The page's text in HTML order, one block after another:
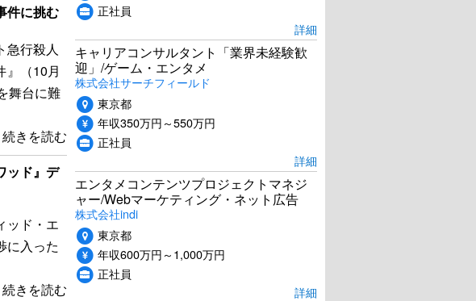
件に挑む
急行殺人
』（10月
舞台に難
続きを読む
ッド』デ
ッド・エ
に入った
続きを読む
正社員
詳細
キャリアコンサルタント「業界未経験歓
迎」/ゲーム・エンタメ
株式会社サーチフィールド
東京都
年収350万円～550万円
正社員
詳細
エンタメコンテンツプロジェクトマネジ
ャー/Webマーケティング・ネット広告
株式会社indi
東京都
年収600万円～1,000万円
正社員
詳細